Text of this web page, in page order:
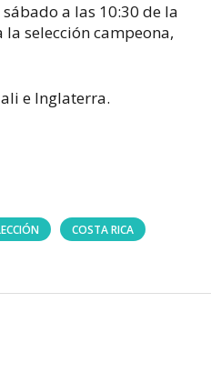
a las 10:30 de la
selección campeona,
e Inglaterra.
COSTA RICA